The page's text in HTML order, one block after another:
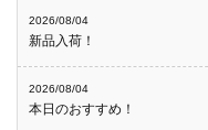
2026/08/04
新品入荷！
2026/08/04
本日のおすすめ！